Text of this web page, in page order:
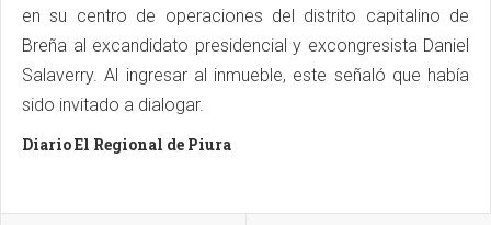
en su centro de operaciones del distrito capitalino de
Breña al excandidato presidencial y excongresista Daniel
Salaverry. Al ingresar al inmueble, este señaló que había
sido invitado a dialogar.
Diario El Regional de Piura